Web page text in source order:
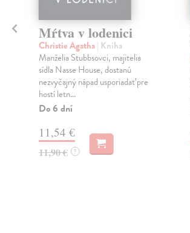
Mŕtva v lodenici
Christie Agatha| Kniha
Manželia Stubbsovci, majitelia
sídla Nasse House, dostanú
nezvyčajný nápad usporiadať pre
hostí letn...
Do 6 dní
11,54 €
11,90 € ?